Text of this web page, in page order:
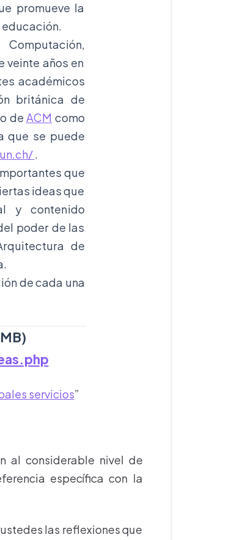
promueve la
educación.
veinte años en
académicos
británica de
de ACM como
que se puede
.
que
ideas que
y contenido
poder de las
de
de cada una
servicios”
al considerable nivel de
específica con la
las reflexiones que